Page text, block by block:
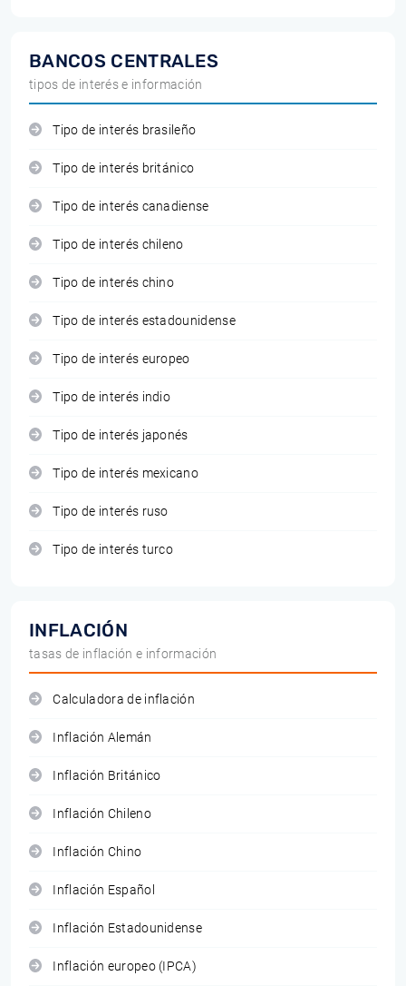
BANCOS CENTRALES
tipos de interés e información
Tipo de interés brasileño
Tipo de interés británico
Tipo de interés canadiense
Tipo de interés chileno
Tipo de interés chino
Tipo de interés estadounidense
Tipo de interés europeo
Tipo de interés indio
Tipo de interés japonés
Tipo de interés mexicano
Tipo de interés ruso
Tipo de interés turco
INFLACIÓN
tasas de inflación e información
Calculadora de inflación
Inflación Alemán
Inflación Británico
Inflación Chileno
Inflación Chino
Inflación Español
Inflación Estadounidense
Inflación europeo (IPCA)